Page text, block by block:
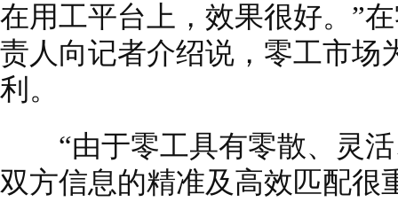
在用工平台上，效果很好。”
责人向记者介绍说，零工市场
利。
“由于零工具有零散、灵活
双方信息的精准及高效匹配很